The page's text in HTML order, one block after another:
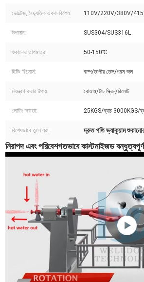
ভোল্টেজ, বৈদ্যুতিক একক বিশেষ: 110V/220V/380V/
উপাদান: SUS304/SUS316L
শুকানোর তাপমাত্রা: 50-150℃
হিটিং রিসোর্স: বাষ্প/তাপীয় তেল/গরম জল
নিয়ন্ত্রণ করার উপায়: বোতাম/টাচ স্ক্রিন/রিমোট
লোডিং ক্ষমতা: 25KGS/ব্যাচ-3000KGS/
বিশেষভাবে তুলে ধরা: দ্রুত গতি ভ্যাকুয়াম
নিরাপদ এবং পরিবেশগতভাবে কাস্টমাইজড